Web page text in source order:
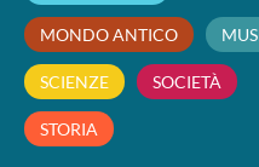
MONDO ANTICO
SCIENZE SOCIETÀ
STORIA